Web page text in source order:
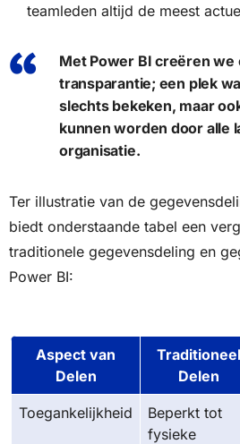
teamleden altijd de meest
Met Power BI creëren
transparantie; een plek
slechts bekeken, maar
kunnen worden door alle
organisatie.
Ter illustratie van de
biedt onderstaande tabel een
traditionele gegevensdeling en
Power BI:
Aspect van
Delen
Traditioneel
Delen
Toegankelijkheid
Beperkt tot
fysieke